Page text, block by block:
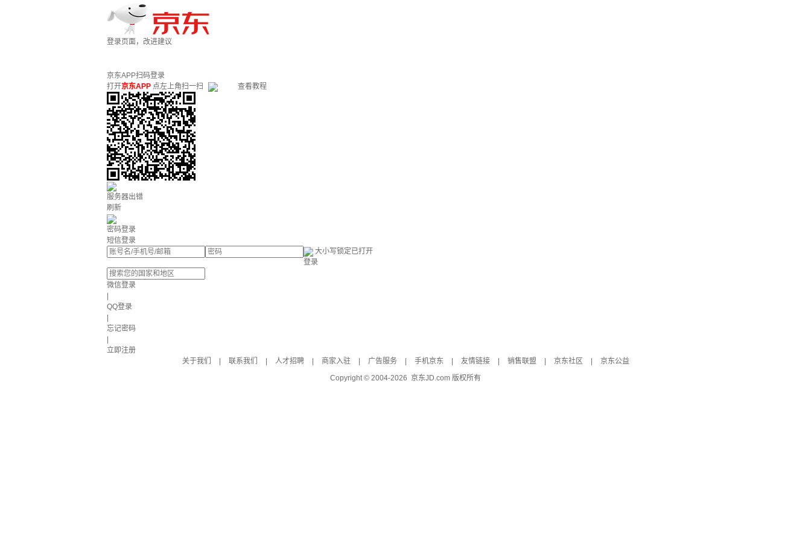
登录页面，改进建议
京东APP扫码登录
打开京东APP 点左上角扫一扫 查看教程
服务器出错
刷新
密码登录
短信登录
大小写锁定已打开
登录
微信登录
QQ登录
忘记密码
立即注册
关于我们
联系我们 人才招聘 商家入驻 广告服务 手机京东 友情链接 销售联盟 京东社区
京东公益
Copyright © 2004-2026 京东JD.com 版权所有